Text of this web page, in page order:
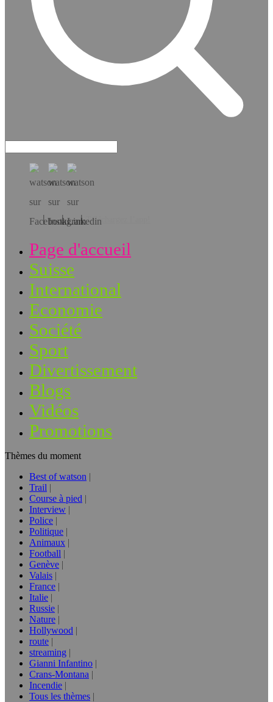
Téléchargez l’app!
Page d'accueil
Suisse
International
Economie
Société
Sport
Divertissement
Blogs
Vidéos
Promotions
Thèmes du moment
Best of watson
Trail
Course à pied
Interview
Police
Politique
Animaux
Football
Genève
Valais
France
Italie
Russie
Nature
Hollywood
route
streaming
Gianni Infantino
Crans-Montana
Incendie
Tous les thèmes